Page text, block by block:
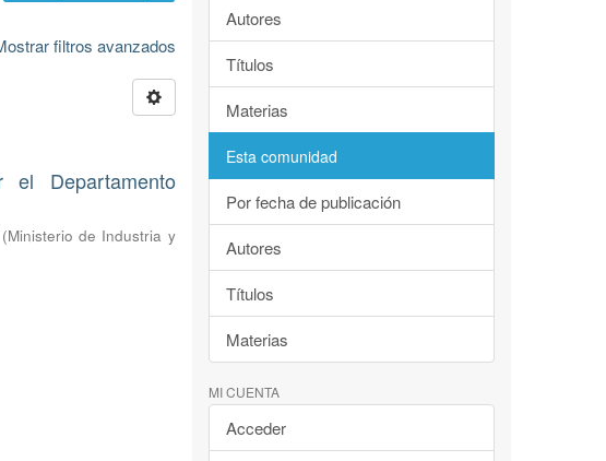
filtros avanzados
el Departamento
(Ministerio de Industria y
Autores
Títulos
Materias
Esta comunidad
Por fecha de publicación
Autores
Títulos
Materias
MI CUENTA
Acceder